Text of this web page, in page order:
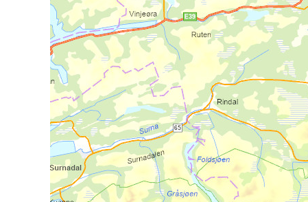
Om du ønsker å gå lengre
eller til Ry herberge (totalt
Overnatting:
Mjuklia
Meslo gård
Nørgar Voll